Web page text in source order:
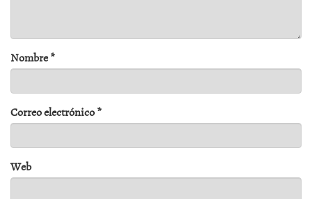
Nombre*
Correo electrónico*
Web